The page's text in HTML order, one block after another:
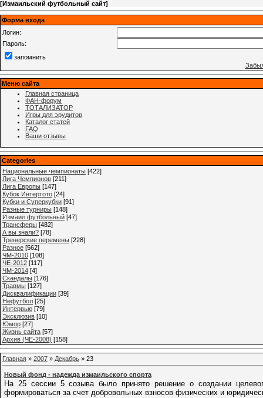
[Измаильский футбольный сайт]
Форма входа
Логин:
Пароль:
запомнить
Меню сайта
Главная страница
ФАН-форум
ТОТАЛИЗАТОР
Игры для эрудитов
Каталог статей
FAQ
Ваши отзывы
Categories
Национальные чемпионаты [422]
Лига Чемпионов [211]
Лига Европы [147]
Кубок Интертото [24]
Кубки и Суперкубки [91]
Разные турниры [148]
Измаил футбольный [47]
Трансферы [482]
А вы знали? [78]
Тренерские перемены [228]
Разное [562]
ЧМ-2010 [108]
ЧЕ-2012 [117]
ЧМ-2014 [4]
Cкандалы [176]
Травмы [127]
Дисквалификации [39]
Нефутбол [25]
Интервью [79]
Эксклюзив [10]
Юмор [27]
Жизнь сайта [57]
Архив (ЧЕ-2008) [158]
Главная » 2007 » Декабрь » 23
Новый фонд - надежда измаильского спорта
На 25 сессии 5 созыва было принято решение о создании
формироваться за счет добровольных взносов физических и